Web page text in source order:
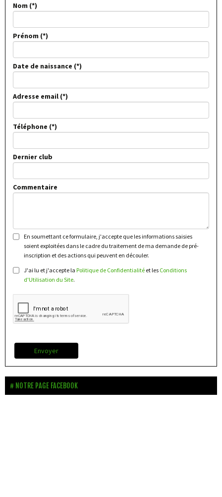
Nom
Prénom
Date de naissance
Adresse email
Téléphone
Dernier club
Commentaire
En soumettant ce formulaire, j'accepte que les informations saisies
soient exploitées dans le cadre du traitement de ma demande de pré-
inscription et des actions qui peuvent en découler.
J'ai lu et j'accepte la Politique de Confidentialité et les Conditions
d'Utilisation du Site.
Envoyer
NOTRE PAGE FACEBOOK